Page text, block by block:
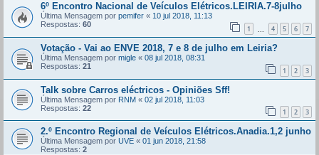
6º Encontro Nacional de Veículos Elétricos.LEIRIA.7-8julho
Última Mensagem por pemifer « 10 jul 2018, 11:13
Respostas: 60 1 4 5 6 7
Votação - Vai ao ENVE 2018, 7 e 8 de julho em Leiria?
Última Mensagem por migle « 08 jul 2018, 08:31
Respostas: 21 1 2 3
Talk sobre Carros eléctricos - Opiniões Sff!
Última Mensagem por RNM « 02 jul 2018, 11:03
Respostas: 22 1 2 3
2.º Encontro Regional de Veículos Elétricos.Anadia.1,2 junho
Última Mensagem por UVE « 01 jun 2018, 21:58
Respostas: 2